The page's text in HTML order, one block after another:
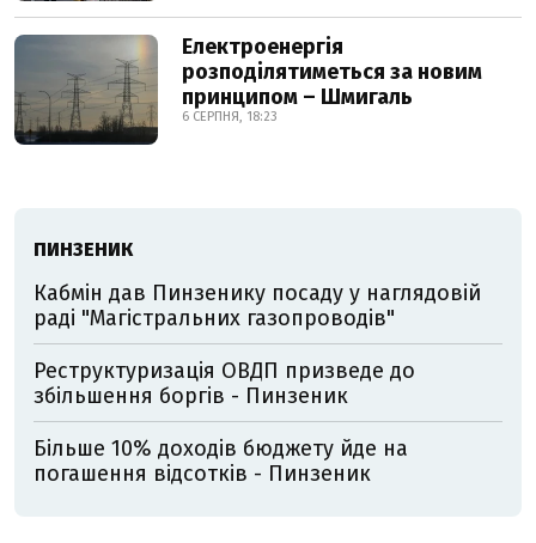
Електроенергія
розподілятиметься за новим
принципом – Шмигаль
6 СЕРПНЯ, 18:23
ПИНЗЕНИК
Кабмін дав Пинзенику посаду у наглядовій
раді "Магістральних газопроводів"
Реструктуризація ОВДП призведе до
збільшення боргів - Пинзеник
Більше 10% доходів бюджету йде на
погашення відсотків - Пинзеник